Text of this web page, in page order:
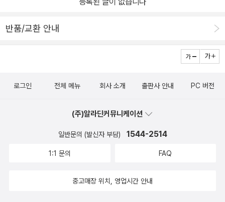
반품/교환 안내
로그인 전체 메뉴 회사 소개 출판사 안내 PC 버전
(주)알라딘커뮤니케이션
일반문의 (발신자 부담) 1544-2514
1:1 문의 FAQ
중고매장 위치, 영업시간 안내